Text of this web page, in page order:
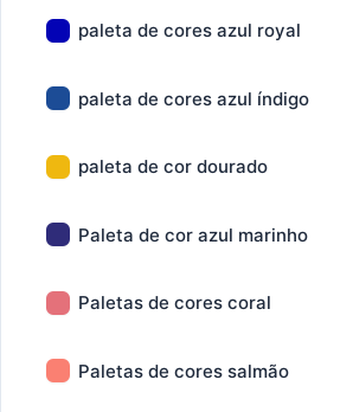
paleta de cores azul royal
paleta de cores azul índigo
paleta de cor dourado
Paleta de cor azul marinho
Paletas de cores coral
Paletas de cores salmão